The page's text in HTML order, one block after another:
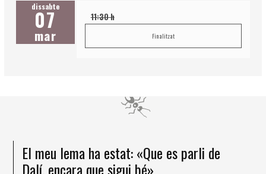
dissabte
07
mar
11:30 h
Finalitzat
El meu lema ha estat: «Que es parli de
Dalí, encara que sigui bé»